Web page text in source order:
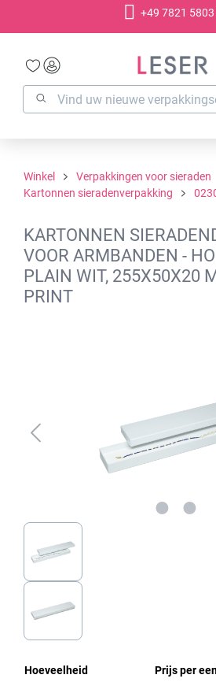
+49 7821 5803
Winkel
Verpakkingen voor sieraden
Kartonnen sieradenverpakking
KARTONNEN
VOOR ARMBANDEN -
PLAIN WIT, 255X50X20
PRINT
Hoeveelheid Prijs per